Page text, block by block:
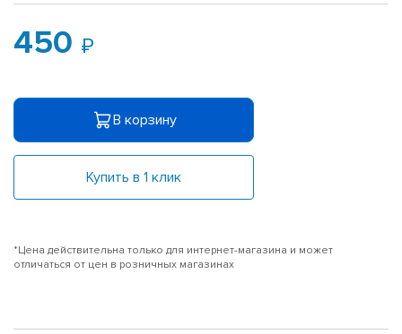
450
В корзину
Купить в 1 клик
*Цена действительна только для интернет-магазина и может
отличаться от цен в розничных магазинах